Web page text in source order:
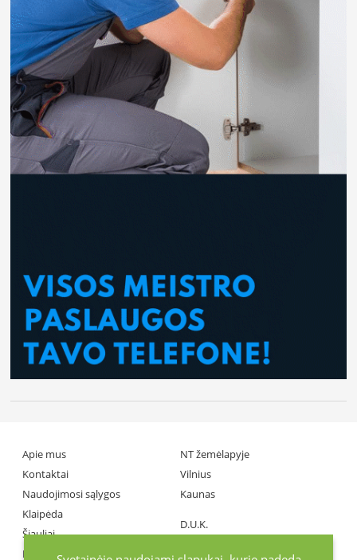
Apie mus
Kontaktai
Naudojimosi sąlygos
NT žemėlapyje
Vilnius
Kaunas
Klaipėda
Šiauliai
Panevėžys
D.U.K.